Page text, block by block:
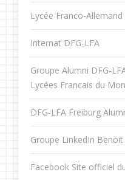
Lycée Franco-
Internat DFG-LFA
Groupe Alumni DFG-
Lycées Francais du
DFG-LFA Freiburg
Groupe LinkedIn
Facebook Site officiel